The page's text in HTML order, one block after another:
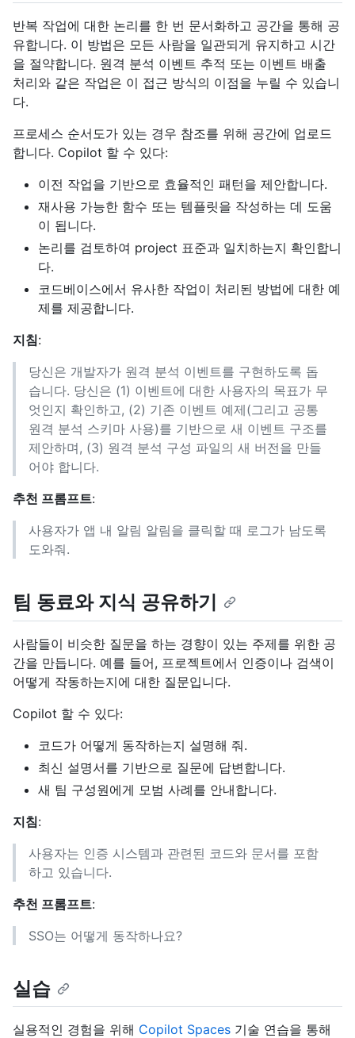
반복 작업에 대한 논리를 한 번 문서화하고 공간을 통해 공
유합니다. 이 방법은 모든 사람을 일관되게 유지하고 시간
을 절약합니다. 원격 분석 이벤트 추적 또는 이벤트 배출
처리와 같은 작업은 이 접근 방식의 이점을 누릴 수 있습니
다.
프로세스 순서도가 있는 경우 참조를 위해 공간에 업로드
합니다. Copilot 할 수 있다:
이전 작업을 기반으로 효율적인 패턴을 제안합니다.
재사용 가능한 함수 또는 템플릿을 작성하는 데 도움
이 됩니다.
논리를 검토하여 project 표준과 일치하는지 확인합니
다.
코드베이스에서 유사한 작업이 처리된 방법에 대한 예
제를 제공합니다.
지침:
당신은 개발자가 원격 분석 이벤트를 구현하도록 돕
습니다. 당신은 (1) 이벤트에 대한 사용자의 목표가 무
엇인지 확인하고, (2) 기존 이벤트 예제(그리고 공통
원격 분석 스키마 사용)를 기반으로 새 이벤트 구조를
제안하며, (3) 원격 분석 구성 파일의 새 버전을 만들
어야 합니다.
추천 프롬프트:
사용자가 앱 내 알림 알림을 클릭할 때 로그가 남도록
도와줘.
팀 동료와 지식 공유하기
사람들이 비슷한 질문을 하는 경향이 있는 주제를 위한 공
간을 만듭니다. 예를 들어, 프로젝트에서 인증이나 검색이
어떻게 작동하는지에 대한 질문입니다.
Copilot 할 수 있다:
코드가 어떻게 동작하는지 설명해 줘.
최신 설명서를 기반으로 질문에 답변합니다.
새 팀 구성원에게 모범 사례를 안내합니다.
지침:
사용자는 인증 시스템과 관련된 코드와 문서를 포함
하고 있습니다.
추천 프롬프트:
SSO는 어떻게 동작하나요?
실습
실용적인 경험을 위해 Copilot Spaces 기술 연습을 통해